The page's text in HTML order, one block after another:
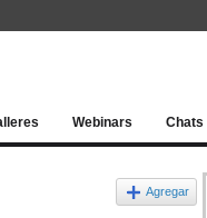
Webinars Chats
Agregar